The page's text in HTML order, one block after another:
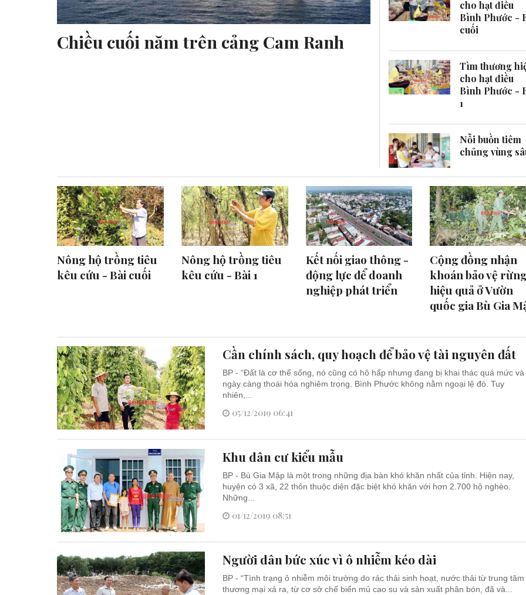
Chiều cuối năm trên cảng Cam Ranh
cho hạt điều
Bình Phước -
cuối
Tìm thương
cho hạt điều
Bình Phước -
1
Nỗi buồn tiêm
chủng vùng
Nông hộ trồng tiêu
kêu cứu - Bài cuối
Nông hộ trồng tiêu
kêu cứu - Bài 1
Kết nối giao thông -
động lực để doanh
nghiệp phát triển
Cộng đồng nhận
khoán bảo vệ
hiệu quả ở Vườn
quốc gia Bù Gia
Cần chính sách, quy hoạch để bảo vệ tài nguyên đất
BP - “Đất là cơ thể sống, nó cũng có hô hấp nhưng đang bị khai thác quá mức và
ngày càng thoái hóa nghiêm trọng. Bình Phước không nằm ngoại lệ đó. Tuy
nhiên,...
05/12/2019 06:41
Khu dân cư kiểu mẫu
BP - Bù Gia Mập là một trong những địa bàn khó khăn nhất của tỉnh. Hiện nay,
huyện có 3 xã, 22 thôn thuộc diện đặc biệt khó khăn với hơn 2.700 hộ nghèo.
Những...
01/12/2019 08:51
Người dân bức xúc vì ô nhiễm kéo dài
BP - “Tình trạng ô nhiễm môi trường do rác thải sinh hoạt, nước thải từ trung tâm
thương mại xả ra, từ cơ sở chế biến mủ cao su và sản xuất phân bón, đã và...